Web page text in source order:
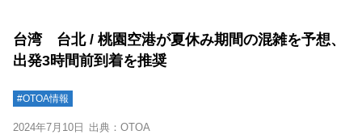
台湾 台北 / 桃園空港が夏休み期間の混雑を予想、
出発3時間前到着を推奨
#OTOA情報
2024年7月10日 出典：OTOA